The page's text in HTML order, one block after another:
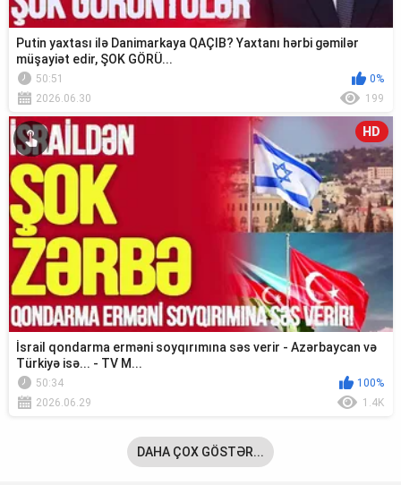
Putin yaxtası ilə Danimarkaya QAÇIB? Yaxtanı hərbi gəmilər
müşayiət edir, ŞOK GÖRÜ...
50:51
0%
2026.06.30
199
HD
İsrail qondarma erməni soyqırımına səs verir - Azərbaycan və
Türkiyə isə... - TV M...
50:34
100%
2026.06.29
1.4K
DAHA ÇOX GÖSTƏR...